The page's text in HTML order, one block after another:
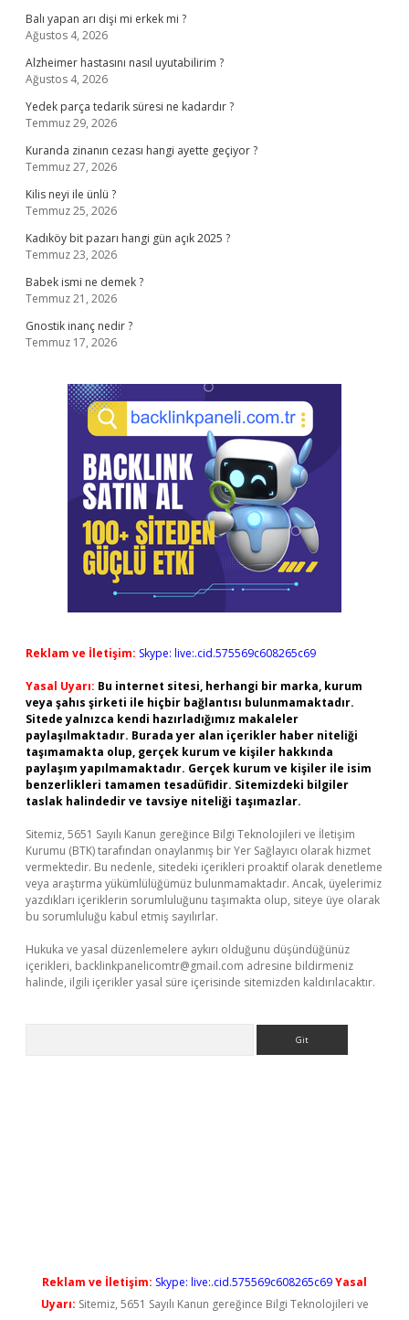
Balı yapan arı dişi mi erkek mi ?
Ağustos 4, 2026
Alzheimer hastasını nasıl uyutabilirim ?
Ağustos 4, 2026
Yedek parça tedarik süresi ne kadardır ?
Temmuz 29, 2026
Kuranda zinanın cezası hangi ayette geçiyor ?
Temmuz 27, 2026
Kilis neyi ile ünlü ?
Temmuz 25, 2026
Kadıköy bit pazarı hangi gün açık 2025 ?
Temmuz 23, 2026
Babek ismi ne demek ?
Temmuz 21, 2026
Gnostik inanç nedir ?
Temmuz 17, 2026
Reklam ve İletişim: Skype: live:.cid.575569c608265c69
Yasal Uyarı: Bu internet sitesi, herhangi bir marka, kurum
veya şahıs şirketi ile hiçbir bağlantısı bulunmamaktadır.
Sitede yalnızca kendi hazırladığımız makaleler
paylaşılmaktadır. Burada yer alan içerikler haber niteliği
taşımamakta olup, gerçek kurum ve kişiler hakkında
paylaşım yapılmamaktadır. Gerçek kurum ve kişiler ile isim
benzerlikleri tamamen tesadüfidir. Sitemizdeki bilgiler
taslak halindedir ve tavsiye niteliği taşımazlar.
Sitemiz, 5651 Sayılı Kanun gereğince Bilgi Teknolojileri ve İletişim
Kurumu (BTK) tarafından onaylanmış bir Yer Sağlayıcı olarak hizmet
vermektedir. Bu nedenle, sitedeki içerikleri proaktif olarak denetleme
veya araştırma yükümlülüğümüz bulunmamaktadır. Ancak, üyelerimiz
yazdıkları içeriklerin sorumluluğunu taşımakta olup, siteye üye olarak
bu sorumluluğu kabul etmiş sayılırlar.
Hukuka ve yasal düzenlemelere aykırı olduğunu düşündüğünüz
içerikleri, backlinkpanelicomtr@gmail.com adresine bildirmeniz
halinde, ilgili içerikler yasal süre içerisinde sitemizden kaldırılacaktır.
Reklam ve İletişim: Skype: live:.cid.575569c608265c69Yasal
Uyarı: Sitemiz, 5651 Sayılı Kanun gereğince Bilgi Teknolojileri ve